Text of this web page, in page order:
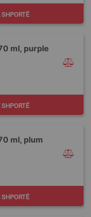
ml, purple
ml, plum